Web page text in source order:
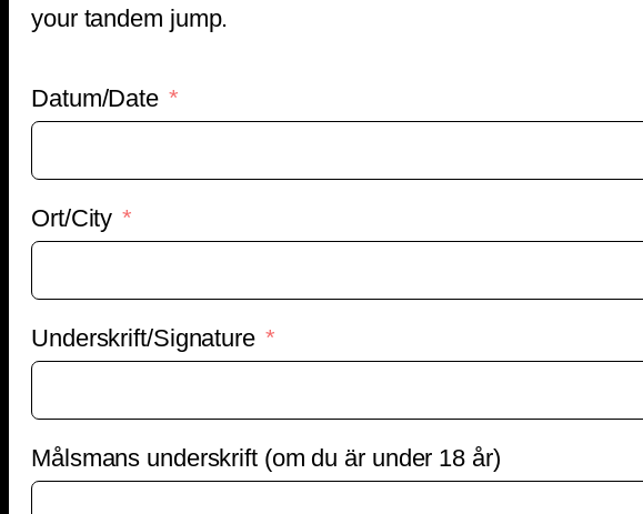
your tandem jump.
Datum/Date
Ort/City
Underskrift/Signature
Målsmans underskrift (om du är under 18 år)